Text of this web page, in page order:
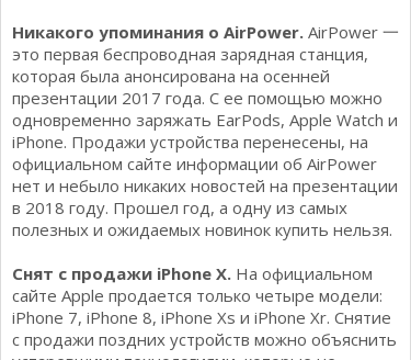
Никакого упоминания о AirPower. AirPower 一
это первая беспроводная зарядная станция,
которая была анонсирована на осенней
презентации 2017 года. С ее помощью можно
одновременно заряжать EarPods, Apple Watch и
iPhone. Продажи устройства перенесены, на
официальном сайте информации об AirPower
нет и небыло никаких новостей на презентации
в 2018 году. Прошел год, а одну из самых
полезных и ожидаемых новинок купить нельзя.
Снят с продажи iPhone Х. На официальном
сайте Apple продается только четыре модели:
iPhone 7, iPhone 8, iPhone Хs и iPhone Хr. Снятие
с продажи поздних устройств можно объяснить